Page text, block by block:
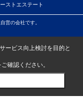
ストエステート
営の会社です。
ービス向上検討を目的と
ご確認ください。